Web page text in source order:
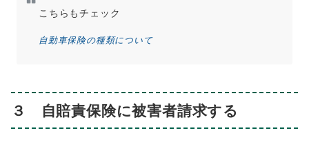
こちらもチェック
自動車保険の種類について
３ 自賠責保険に被害者請求する